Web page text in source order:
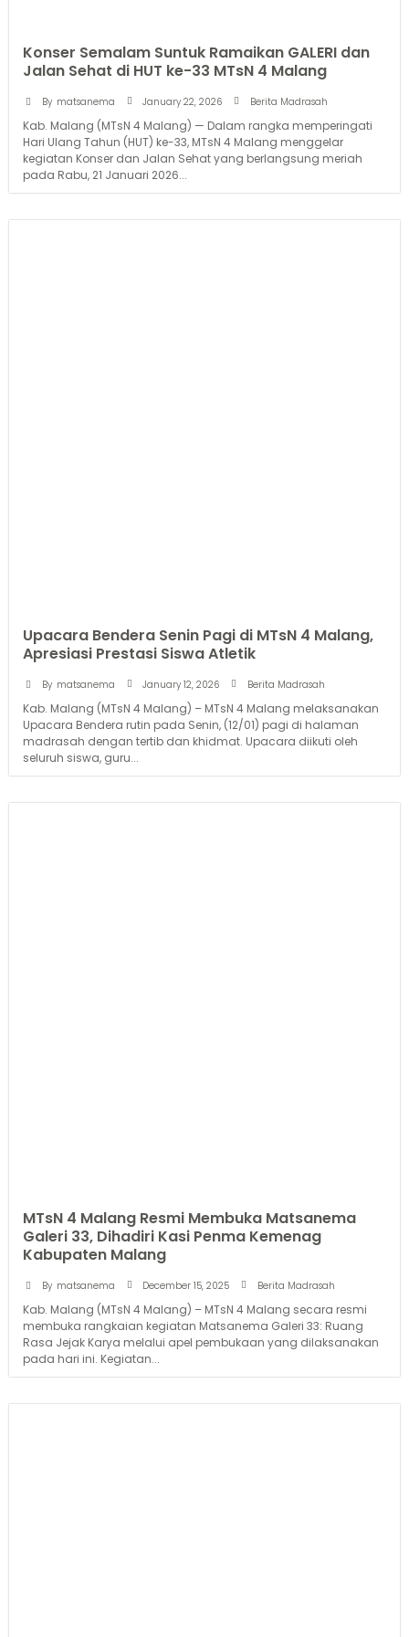
Konser Semalam Suntuk Ramaikan GALERI dan
Jalan Sehat di HUT ke-33 MTsN 4 Malang
By matsanema January 22, 2026 Berita Madrasah
Kab. Malang (MTsN 4 Malang) — Dalam rangka memperingati
Hari Ulang Tahun (HUT) ke-33, MTsN 4 Malang menggelar
kegiatan Konser dan Jalan Sehat yang berlangsung meriah
pada Rabu, 21 Januari 2026...
Upacara Bendera Senin Pagi di MTsN 4 Malang,
Apresiasi Prestasi Siswa Atletik
By matsanema January 12, 2026 Berita Madrasah
Kab. Malang (MTsN 4 Malang) – MTsN 4 Malang melaksanakan
Upacara Bendera rutin pada Senin, (12/01) pagi di halaman
madrasah dengan tertib dan khidmat. Upacara diikuti oleh
seluruh siswa, guru...
MTsN 4 Malang Resmi Membuka Matsanema
Galeri 33, Dihadiri Kasi Penma Kemenag
Kabupaten Malang
By matsanema December 15, 2025 Berita Madrasah
Kab. Malang (MTsN 4 Malang) – MTsN 4 Malang secara resmi
membuka rangkaian kegiatan Matsanema Galeri 33: Ruang
Rasa Jejak Karya melalui apel pembukaan yang dilaksanakan
pada hari ini. Kegiatan...